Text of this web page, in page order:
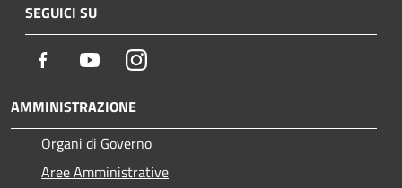
SEGUICI SU
Facebook YoutubeInstagram
AMMINISTRAZIONE
Organi di Governo
Aree Amministrative